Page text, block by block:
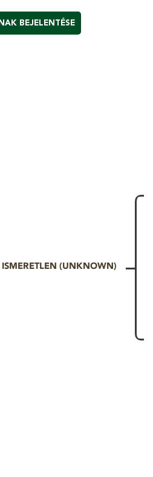
BEJELENTÉSE
ISMERETLEN (UNKNOWN)